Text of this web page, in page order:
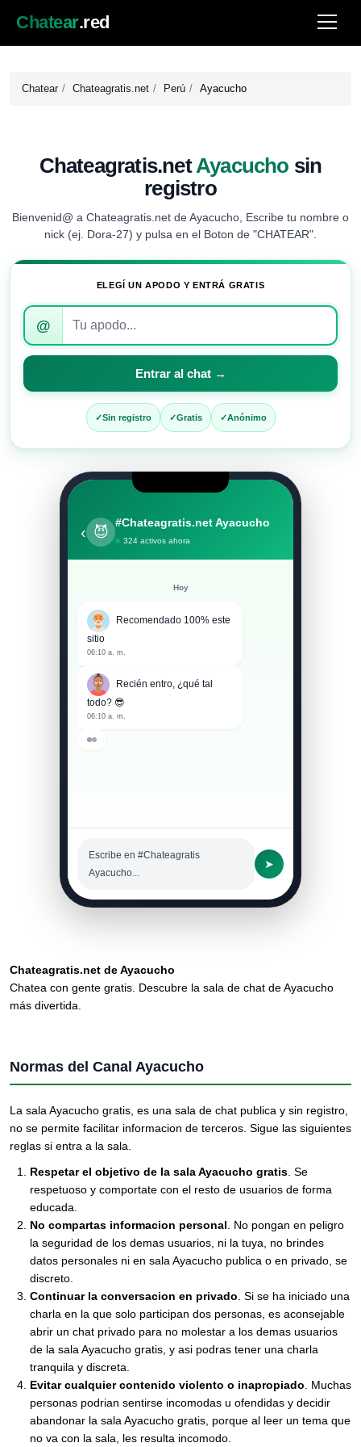
Chatear.red
Chatear Chateagratis.net Perú Ayacucho
Chateagratis.netAyacucho sin
registro
Bienvenid@ a Chateagratis.net de Ayacucho, Escribe tu nombre o
nick (ej. Dora-27) y pulsa en el Boton de "CHATEAR".
ELEGÍ UN APODO Y ENTRÁ GRATIS
Introduce
apodo
para
entrar
@
Entrar al chat →
Sin registro Gratis Anónimo
‹ 😈
#Chateagratis.net Ayacucho
324 activos ahora
Hoy
Recomendado 100% este
sitio
06:10 a. m.
Recién entro, ¿qué tal
todo? 😎
06:10 a. m.
Escribe en #Chateagratis
Ayacucho...
➤
Chateagratis.net de Ayacucho
Chatea con gente gratis. Descubre la sala de chat de Ayacucho
más divertida.
Normas del Canal Ayacucho
La sala Ayacucho gratis, es una sala de chat publica y sin registro,
no se permite facilitar informacion de terceros. Sigue las siguientes
reglas si entra a la sala.
Respetar el objetivo de la sala Ayacucho gratis . Se
respetuoso y comportate con el resto de usuarios de forma
educada.
No compartas informacion personal . No pongan en peligro
la seguridad de los demas usuarios, ni la tuya, no brindes
datos personales ni en sala Ayacucho publica o en privado, se
discreto.
Continuar la conversacion en privado . Si se ha iniciado una
charla en la que solo participan dos personas, es aconsejable
abrir un chat privado para no molestar a los demas usuarios
de la sala Ayacucho gratis, y asi podras tener una charla
tranquila y discreta.
Evitar cualquier contenido violento o inapropiado . Muchas
personas podrian sentirse incomodas u ofendidas y decidir
abandonar la sala Ayacucho gratis, porque al leer un tema que
no va con la sala, les resulta incomodo.